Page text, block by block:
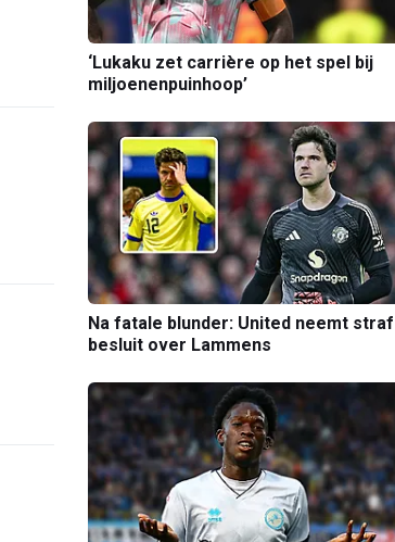
‘Lukaku zet carrière op het spel bij
miljoenenpuinhoop’
Na fatale blunder: United neemt straf
besluit over Lammens